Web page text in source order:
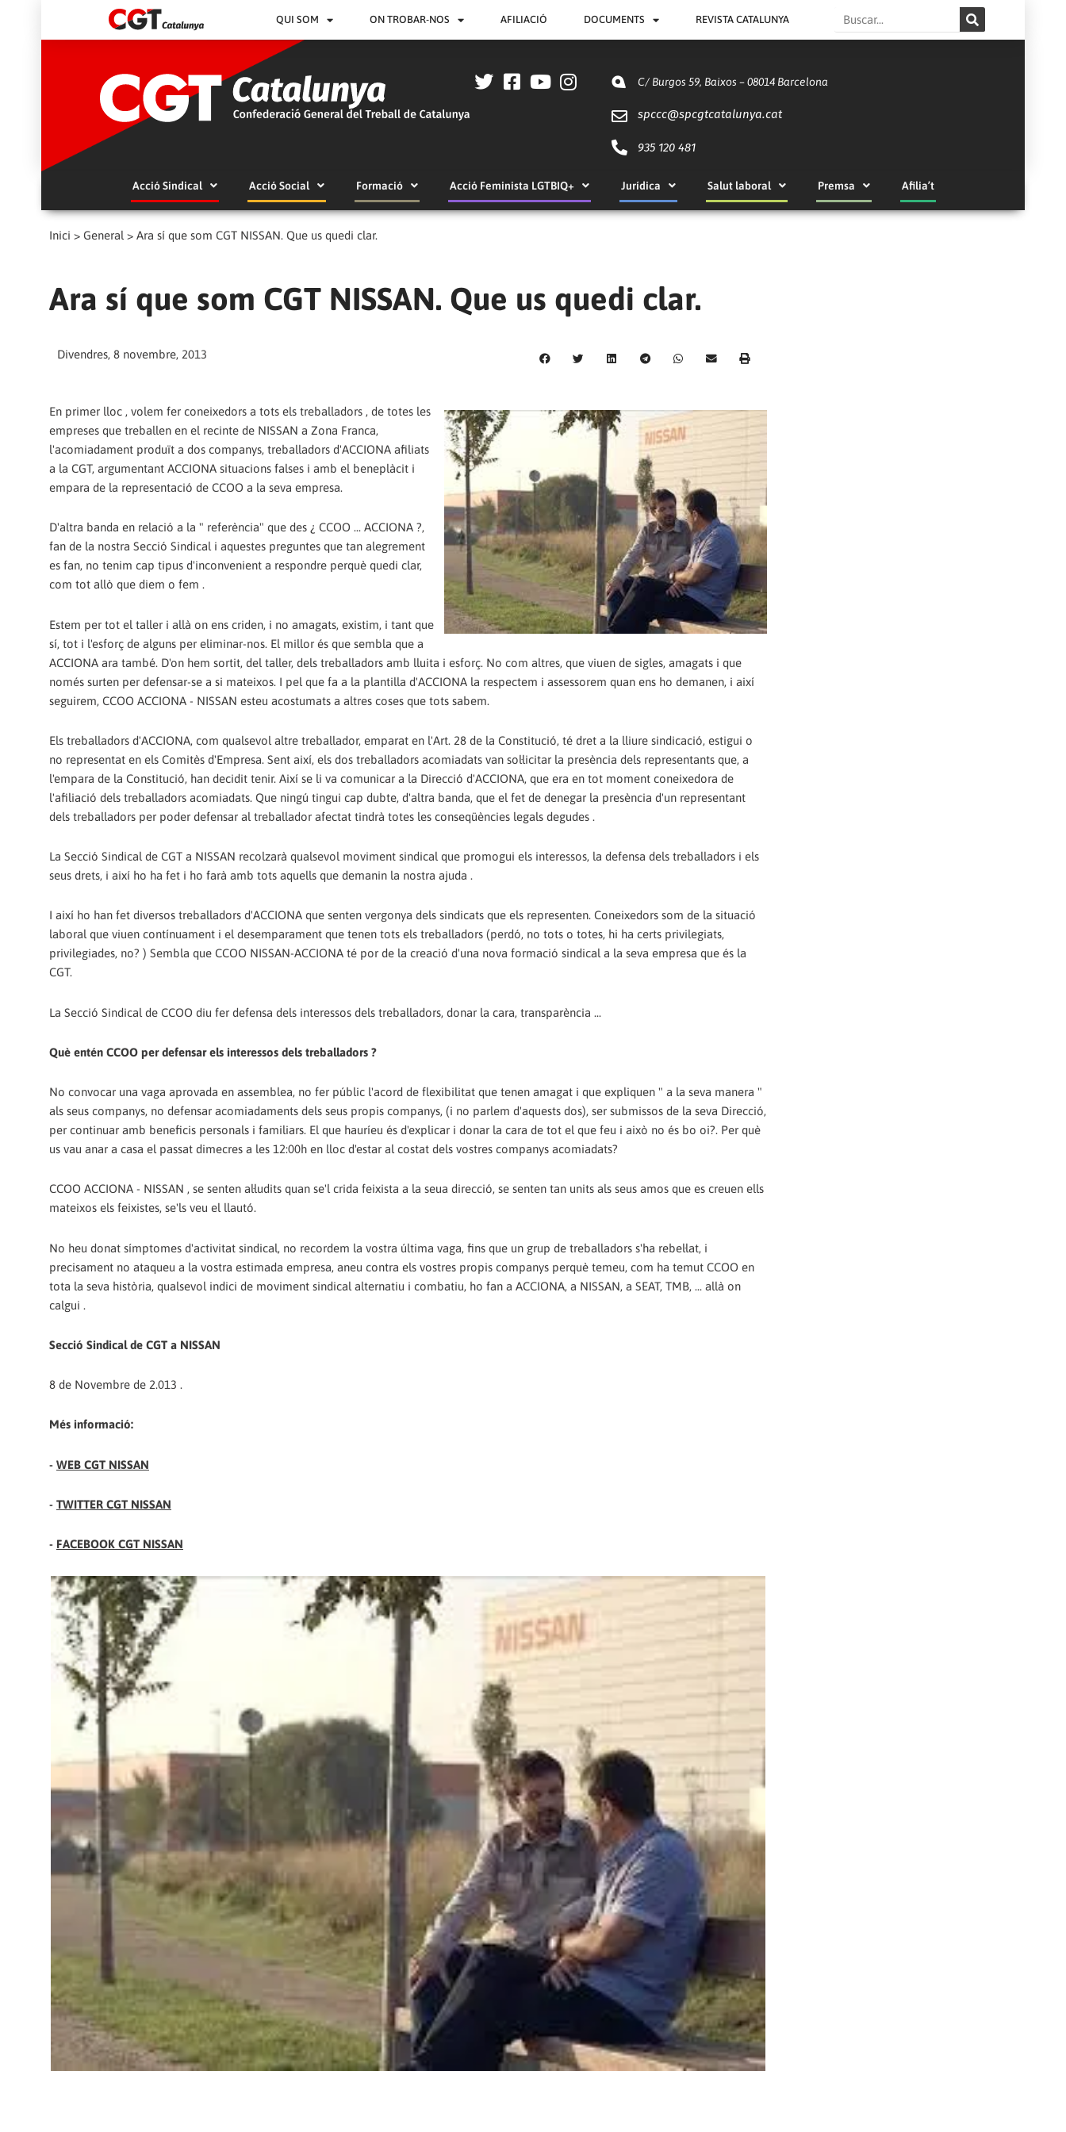
QUI SOM ON TROBAR-NOS AFILIACIÓ DOCUMENTS REVISTA CATALUNYA Search
C/ Burgos 59, Baixos – 08014 Barcelona
spccc@spcgtcatalunya.cat
935 120 481
Acció Sindical Acció Social Formació Acció Feminista LGTBIQ+ Jurídica Salut laboral Premsa Afilia’t
Inici > General > Ara sí que som CGT NISSAN. Que us quedi clar.
Ara sí que som CGT NISSAN. Que us quedi clar.
Divendres, 8 novembre, 2013
En primer lloc , volem fer coneixedors a tots els treballadors , de totes les
empreses que treballen en el recinte de NISSAN a Zona Franca,
l'acomiadament produït a dos companys, treballadors d'ACCIONA afiliats
a la CGT, argumentant ACCIONA situacions falses i amb el beneplàcit i
empara de la representació de CCOO a la seva empresa.
D'altra banda en relació a la " referència" que des ¿ CCOO ... ACCIONA ?,
fan de la nostra Secció Sindical i aquestes preguntes que tan alegrement
es fan, no tenim cap tipus d'inconvenient a respondre perquè quedi clar,
com tot allò que diem o fem .
Estem per tot el taller i allà on ens criden, i no amagats, existim, i tant que
sí, tot i l'esforç de alguns per eliminar-nos. El millor és que sembla que a
ACCIONA ara també. D'on hem sortit, del taller, dels treballadors amb lluita i esforç. No com altres, que viuen de sigles, amagats i que
només surten per defensar-se a si mateixos. I pel que fa a la plantilla d'ACCIONA la respectem i assessorem quan ens ho demanen, i així
seguirem, CCOO ACCIONA - NISSAN esteu acostumats a altres coses que tots sabem.
Els treballadors d'ACCIONA, com qualsevol altre treballador, emparat en l'Art. 28 de la Constitució, té dret a la lliure sindicació, estigui o
no representat en els Comitès d'Empresa. Sent així, els dos treballadors acomiadats van sol·licitar la presència dels representants que, a
l'empara de la Constitució, han decidit tenir. Així se li va comunicar a la Direcció d'ACCIONA, que era en tot moment coneixedora de
l'afiliació dels treballadors acomiadats. Que ningú tingui cap dubte, d'altra banda, que el fet de denegar la presència d'un representant
dels treballadors per poder defensar al treballador afectat tindrà totes les conseqüències legals degudes .
La Secció Sindical de CGT a NISSAN recolzarà qualsevol moviment sindical que promogui els interessos, la defensa dels treballadors i els
seus drets, i així ho ha fet i ho farà amb tots aquells que demanin la nostra ajuda .
I així ho han fet diversos treballadors d'ACCIONA que senten vergonya dels sindicats que els representen. Coneixedors som de la situació
laboral que viuen contínuament i el desemparament que tenen tots els treballadors (perdó, no tots o totes, hi ha certs privilegiats,
privilegiades, no? ) Sembla que CCOO NISSAN-ACCIONA té por de la creació d'una nova formació sindical a la seva empresa que és la
CGT.
La Secció Sindical de CCOO diu fer defensa dels interessos dels treballadors, donar la cara, transparència ...
Què entén CCOO per defensar els interessos dels treballadors ?
No convocar una vaga aprovada en assemblea, no fer públic l'acord de flexibilitat que tenen amagat i que expliquen " a la seva manera "
als seus companys, no defensar acomiadaments dels seus propis companys, (i no parlem d'aquests dos), ser submissos de la seva Direcció,
per continuar amb beneficis personals i familiars. El que hauríeu és d'explicar i donar la cara de tot el que feu i això no és bo oi?. Per què
us vau anar a casa el passat dimecres a les 12:00h en lloc d'estar al costat dels vostres companys acomiadats?
CCOO ACCIONA - NISSAN , se senten al·ludits quan se'l crida feixista a la seua direcció, se senten tan units als seus amos que es creuen ells
mateixos els feixistes, se'ls veu el llautó.
No heu donat símptomes d'activitat sindical, no recordem la vostra última vaga, fins que un grup de treballadors s'ha rebel·lat, i
precisament no ataqueu a la vostra estimada empresa, aneu contra els vostres propis companys perquè temeu, com ha temut CCOO en
tota la seva història, qualsevol indici de moviment sindical alternatiu i combatiu, ho fan a ACCIONA, a NISSAN, a SEAT, TMB, ... allà on
calgui .
Secció Sindical de CGT a NISSAN
8 de Novembre de 2.013 .
Més informació:
- WEB CGT NISSAN
- TWITTER CGT NISSAN
- FACEBOOK CGT NISSAN